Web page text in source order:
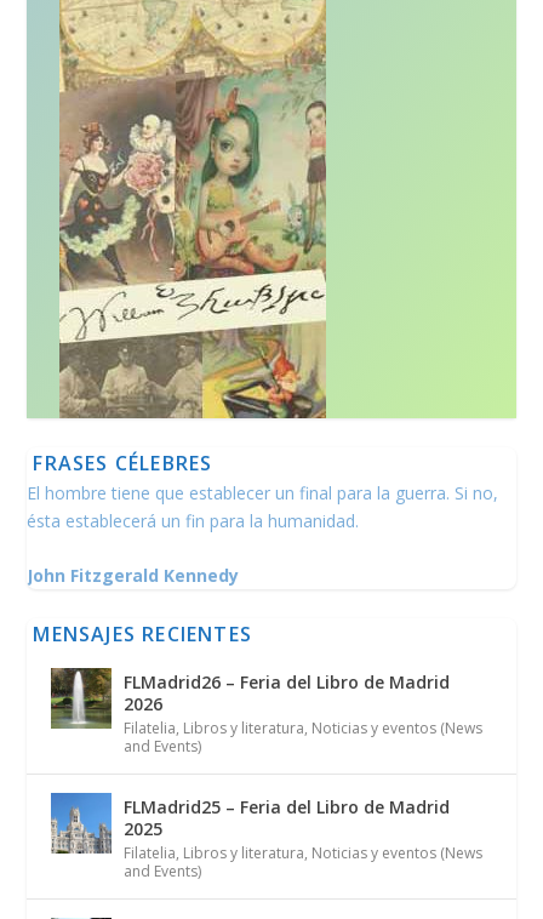
FRASES CÉLEBRES
El hombre tiene que establecer un final para la guerra. Si no,
ésta establecerá un fin para la humanidad.
John Fitzgerald Kennedy
MENSAJES RECIENTES
FLMadrid26 – Feria del Libro de Madrid
2026
Filatelia, Libros y literatura, Noticias y eventos (News
and Events)
FLMadrid25 – Feria del Libro de Madrid
2025
Filatelia, Libros y literatura, Noticias y eventos (News
and Events)